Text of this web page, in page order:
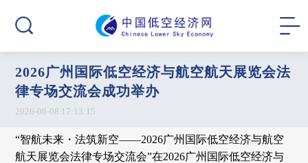
2026广州国际低空经济与航空航天展览会法
律专场交流会成功举办
2026-06-08 17:13:15
“智航未来・法筑新空——2026广州国际低空经济与航空
航天展览会法律专场交流会”在2026广州国际低空经济与